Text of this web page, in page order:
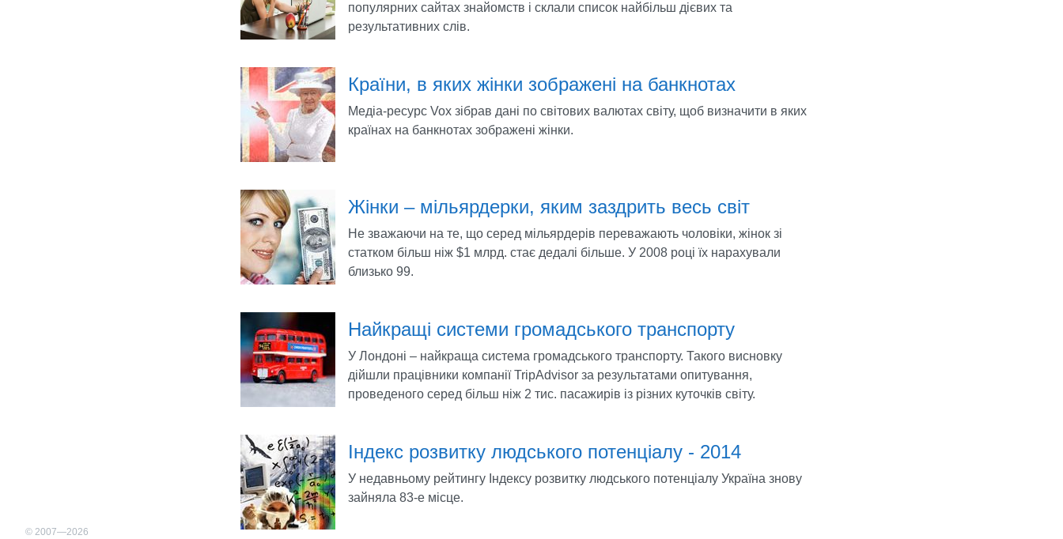
© 2007—2026
популярних сайтах знайомств і склали список найбільш дієвих та
результативних слів.
Країни, в яких жінки зображені на банкнотах
Медіа-ресурс Vox зібрав дані по світових валютах світу, щоб визначити в яких
країнах на банкнотах зображені жінки.
Жінки – мільярдерки, яким заздрить весь світ
Не зважаючи на те, що серед мільярдерів переважають чоловіки, жінок зі
статком більш ніж $1 млрд. стає дедалі більше. У 2008 році їх нарахували
близько 99.
Найкращі системи громадського транспорту
У Лондоні – найкраща система громадського транспорту. Такого висновку
дійшли працівники компанії TripAdvisor за результатами опитування,
проведеного серед більш ніж 2 тис. пасажирів із різних куточків світу.
Індекс розвитку людського потенціалу - 2014
У недавньому рейтингу Індексу розвитку людського потенціалу Україна знову
зайняла 83-е місце.